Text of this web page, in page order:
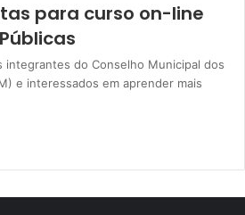
para curso on-line
integrantes do Conselho Municipal dos
e interessados em aprender mais